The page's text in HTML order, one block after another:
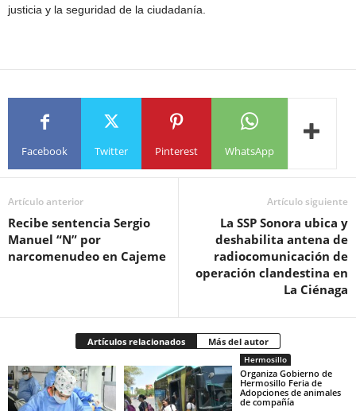
justicia y la seguridad de la ciudadanía.
Facebook Twitter Pinterest WhatsApp
Artículo anterior
Recibe sentencia Sergio
Manuel “N” por
narcomenudeo en Cajeme
Artículo siguiente
La SSP Sonora ubica y
deshabilita antena de
radiocomunicación de
operación clandestina en
La Ciénaga
Artículos relacionados Más del autor
Hermosillo
Organiza Gobierno de
Hermosillo Feria de
Adopciones de animales
de compañía